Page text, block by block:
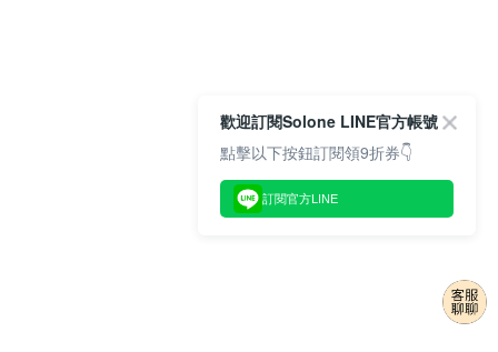
歡迎訂閱Solone LINE官方帳號
點擊以下按鈕訂閱領9折券👇
訂閱官方LINE